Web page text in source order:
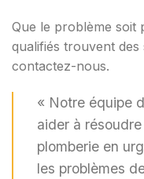
Que le problème soit
qualifiés trouvent
contactez-nous.
« Notre équipe
aider à
plomberie en
les problèmes